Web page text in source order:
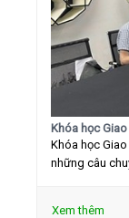
Khóa học
Khóa học
những câu
Xem thêm